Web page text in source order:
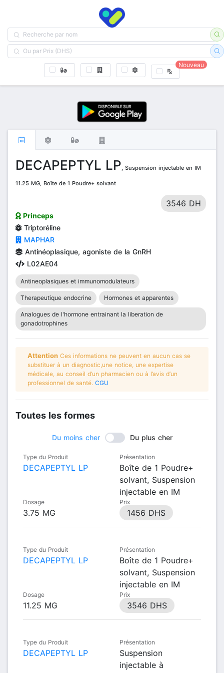
Nouveau
DECAPEPTYL LP, Suspension injectable en IM
11.25 MG, Boîte de 1 Poudre+ solvant
3546 DH
Princeps
Triptoréline
MAPHAR
Antinéoplasique, agoniste de la GnRH
L02AE04
Antineoplasiques et immunomodulateurs
Therapeutique endocrine Hormones et apparentes
Analogues de l'hormone entrainant la liberation de
gonadotrophines
Attention Ces informations ne peuvent en aucun cas se
substituer à un diagnostic,une notice, une expertise
médicale, au conseil d’un pharmacien ou à l’avis d’un
professionnel de santé. CGU
Toutes les formes
Du moins cher Du plus cher
Type du Produit
DECAPEPTYL LP
Présentation
Boîte de 1 Poudre+
solvant, Suspension
injectable en IM
Dosage
3.75 MG
Prix
1456 DHS
Type du Produit
DECAPEPTYL LP
Présentation
Boîte de 1 Poudre+
solvant, Suspension
injectable en IM
Dosage
11.25 MG
Prix
3546 DHS
Type du Produit
DECAPEPTYL LP
Présentation
Suspension
injectable à